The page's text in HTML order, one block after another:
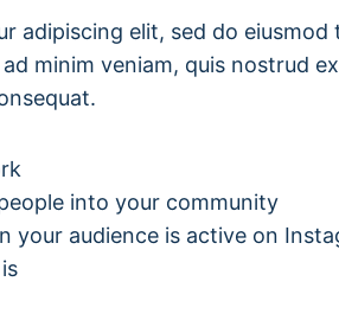
adipiscing elit, sed do
minim veniam, quis nostrud
into your community
your audience is active on